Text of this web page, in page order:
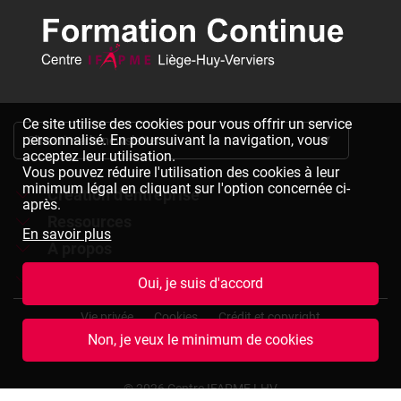
Ce site utilise des cookies pour vous offrir un service
personnalisé. En poursuivant la navigation, vous
acceptez leur utilisation.
Vous pouvez réduire l'utilisation des cookies à leur
minimum légal en cliquant sur l'option concernée ci-
après.
En savoir plus
Oui, je suis d'accord
Non, je veux le minimum de cookies
S'inscrire à la newsletter
Création d'entreprise
Formations à la création d'entreprise
Chèques formation à la création d'entreprise
Bulletin d'inscription à télécharger
À propos
Le centre IFAPME Liège-Huy-Verviers
Nos missions et valeurs
Devenir formateur
Rejoindre notre équipe
Consulter des offres d'emplois
Pied
(termes
Vie privée Cookies Crédit et copyright
© 2026 Centre IFAPME LHV